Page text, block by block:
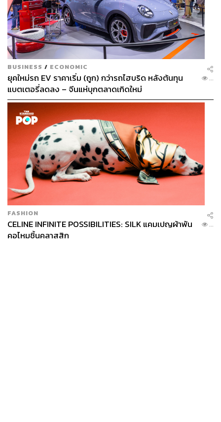
BUSINESS / ECONOMIC
ยุคใหม่รถ EV ราคาเริ่ม (ถูก) กว่ารถไฮบริด หลังต้นทุน
แบตเตอรี่ลดลง – จีนแห่บุกตลาดเกิดใหม่
...
FASHION
CELINE INFINITE POSSIBILITIES: SILK แคมเปญผ้าพัน
คอไหมชิ้นคลาสสิก
...